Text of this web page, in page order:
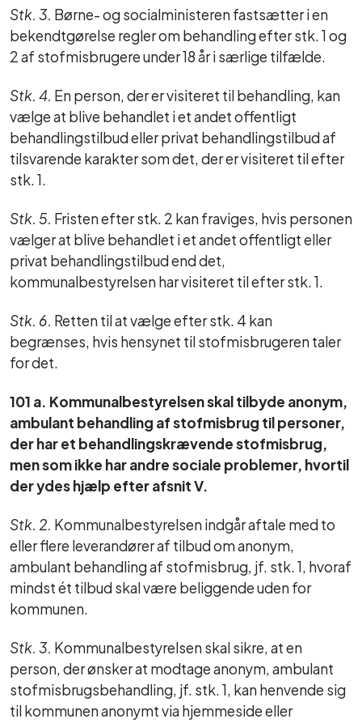
Stk. 3. Børne- og socialministeren fastsætter i en
bekendtgørelse regler om behandling efter stk. 1 og
2 af stofmisbrugere under 18 år i særlige tilfælde.
Stk. 4. En person, der er visiteret til behandling, kan
vælge at blive behandlet i et andet offentligt
behandlingstilbud eller privat behandlingstilbud af
tilsvarende karakter som det, der er visiteret til efter
stk. 1.
Stk. 5. Fristen efter stk. 2 kan fraviges, hvis personen
vælger at blive behandlet i et andet offentligt eller
privat behandlingstilbud end det,
kommunalbestyrelsen har visiteret til efter stk. 1.
Stk. 6. Retten til at vælge efter stk. 4 kan
begrænses, hvis hensynet til stofmisbrugeren taler
for det.
101 a. Kommunalbestyrelsen skal tilbyde anonym,
ambulant behandling af stofmisbrug til personer,
der har et behandlingskrævende stofmisbrug,
men som ikke har andre sociale problemer, hvortil
der ydes hjælp efter afsnit V.
Stk. 2. Kommunalbestyrelsen indgår aftale med to
eller flere leverandører af tilbud om anonym,
ambulant behandling af stofmisbrug, jf. stk. 1, hvoraf
mindst ét tilbud skal være beliggende uden for
kommunen.
Stk. 3. Kommunalbestyrelsen skal sikre, at en
person, der ønsker at modtage anonym, ambulant
stofmisbrugsbehandling, jf. stk. 1, kan henvende sig
til kommunen anonymt via hjemmeside eller